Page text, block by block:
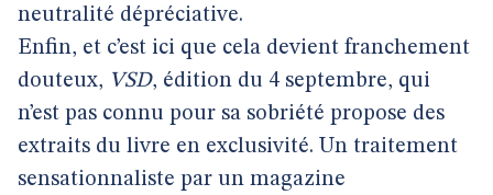
neutralité dépréciative.
Enfin, et c’est ici que cela devient franchement
douteux, VSD, édition du 4 septembre, qui
n’est pas connu pour sa sobriété propose des
extraits du livre en exclusivité. Un traitement
sensationnaliste par un magazine